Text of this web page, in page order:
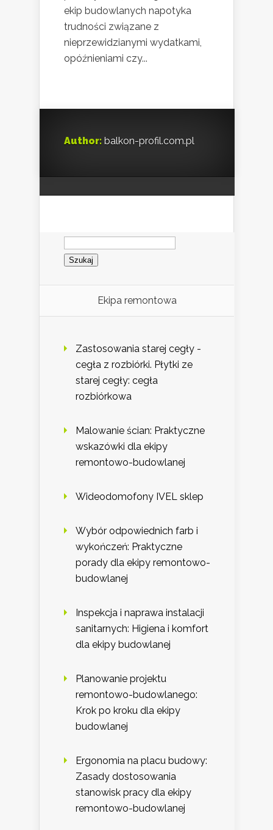
ekip budowlanych napotyka
trudności związane z
nieprzewidzianymi wydatkami,
opóźnieniami czy...
Author: balkon-profil.com.pl
Szukaj:
Ekipa remontowa
Zastosowania starej cegły -
cegła z rozbiórki. Płytki ze
starej cegły: cegła
rozbiórkowa
Malowanie ścian: Praktyczne
wskazówki dla ekipy
remontowo-budowlanej
Wideodomofony IVEL sklep
Wybór odpowiednich farb i
wykończeń: Praktyczne
porady dla ekipy remontowo-
budowlanej
Inspekcja i naprawa instalacji
sanitarnych: Higiena i komfort
dla ekipy budowlanej
Planowanie projektu
remontowo-budowlanego:
Krok po kroku dla ekipy
budowlanej
Ergonomia na placu budowy:
Zasady dostosowania
stanowisk pracy dla ekipy
remontowo-budowlanej